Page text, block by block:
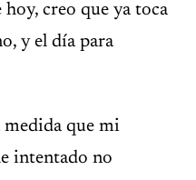
hoy, creo que ya toca
y el día para
medida que mi
intentado no